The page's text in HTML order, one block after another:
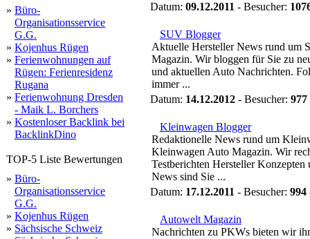
» Büro-
Organisationsservice
G.G.
» Kojenhus Rügen
» Ferienwohnungen auf
Rügen: Ferienresidenz
Rugana
» Ferienwohnung Dresden
- Maik L. Borchers
» Kostenloser Backlink bei
BacklinkDino
TOP-5 Liste Bewertungen
» Büro-
Organisationsservice
G.G.
» Kojenhus Rügen
» Sächsische Schweiz
Datum: 09.12.2011 - Besucher:
SUV Blogger
Aktuelle Hersteller News rund um
Magazin. Wir bloggen für Sie zu
und aktuellen Auto Nachrichten.
immer ...
Datum: 14.12.2012 - Besucher: 977
Kleinwagen Blogger
Redaktionelle News rund um
Kleinwagen Auto Magazin. Wir
Testberichten Hersteller
News sind Sie ...
Datum: 17.12.2011 - Besucher: 994
Autowelt Magazin
Nachrichten zu PKWs bieten wir